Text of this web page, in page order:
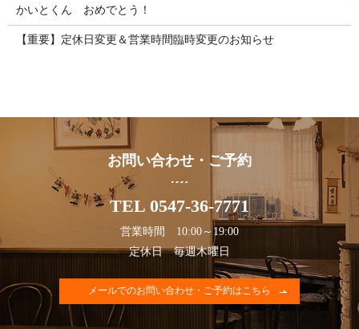
かいとくん おめでとう！
【重要】定休日変更＆営業時間臨時変更のお知らせ
お問い合わせ・ご予約
TEL 0547-36-7771
営業時間 10:00～19:00
定休日 毎週木曜日
メールでのお問い合わせ・ご予約はこちら